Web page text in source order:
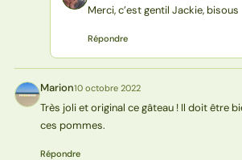
Merci, c’est gentil Jackie, bisous
Répondre
M Marion10 octobre 2022
Très joli et original ce gâteau ! Il doit être
ces pommes.
Répondre